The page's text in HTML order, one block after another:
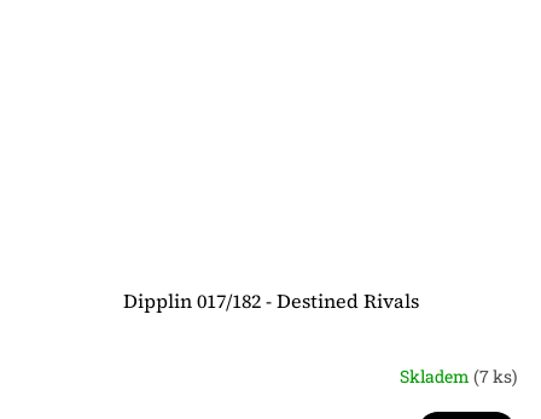
Dipplin 017/182 - Destined Rivals
Skladem (7 ks)